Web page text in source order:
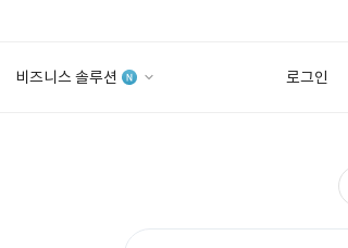
비즈니스 솔루션 로그인
‘이런 거’ 만들어본
개발 회사 있어?